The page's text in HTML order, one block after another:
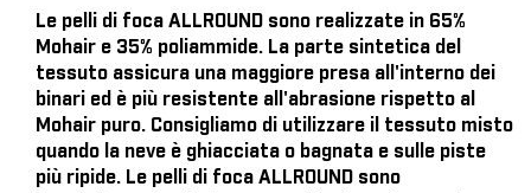
Le pelli di foca ALLROUND sono realizzate in 65%
Mohair e 35% poliammide. La parte sintetica del
tessuto assicura una maggiore presa all'interno dei
binari ed è più resistente all'abrasione rispetto al
Mohair puro. Consigliamo di utilizzare il tessuto misto
quando la neve è ghiacciata o bagnata e sulle piste
più ripide. Le pelli di foca ALLROUND sono